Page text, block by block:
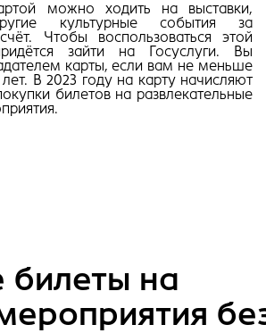
можно ходить на выставки,
культурные события за
Чтобы воспользоваться этой
зайти на Госуслуги. Вы
карты, если вам не меньше
В 2023 году на карту начисляют
билетов на развлекательные
билеты на